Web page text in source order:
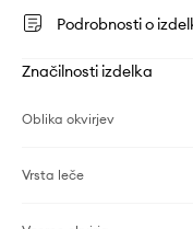
Podrobnosti o
Značilnosti izdelka
Oblika okvirjev
Vrsta leče